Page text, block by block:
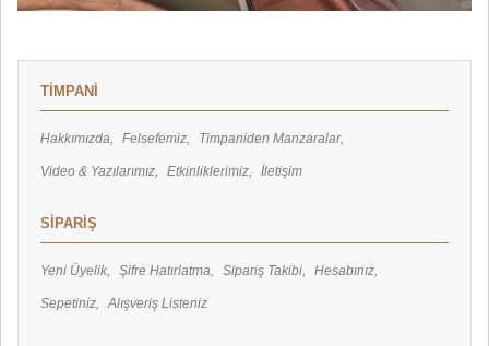
TİMPANİ
Hakkımızda Felsefemiz Timpaniden Manzaralar
Video & Yazılarımız Etkinliklerimiz İletişim
SİPARİŞ
Yeni Üyelik Şifre Hatırlatma Sipariş Takibi Hesabınız
Sepetiniz Alışveriş Listeniz